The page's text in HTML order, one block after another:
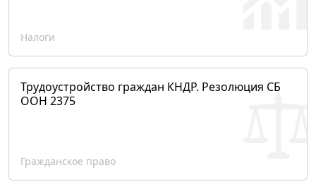
Налоги
Трудоустройство граждан КНДР. Резолюция СБ
ООН 2375
Гражданское право